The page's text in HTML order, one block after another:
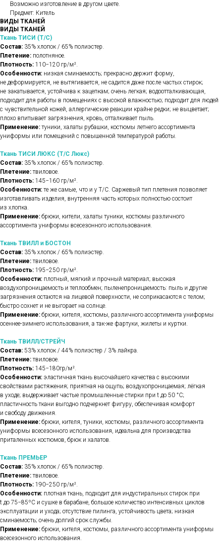
Возможно изготовление в другом цвете.
Предмет: Китель
ВИДЫ ТКАНЕЙ
ВИДЫ ТКАНЕЙ
Ткань ТИСИ (Т/С)
Состав: 35% хлопок / 65% полиэстер.
Плетение: полотняное.
Плотность: 110−120 гр/м².
Особенности: низкая сминаемость; прекрасно держит форму,
не деформируется, не вытягивается, не садится даже после частых стирок;
не закатывается, устойчива к зацепкам; очень легкая; водоотталкивающая,
подходит для работы в помещениях с высокой влажностью; подходит для людей
с чувствительной кожей, аллергические реакции крайне редки; не выцветает;
плохо впитывает загрязнения, кровь, отталкивает пыль.
Применение: туники, халаты рубашки, костюмы летнего ассортимента
униформы или помещений с повышенной температурой работы.
Ткань ТИСИ ЛЮКС (Т/С Люкс)
Состав: 35% хлопок / 65% полиэстер.
Плетение: твиловое.
Плотность: 145−160 гр/м².
Особенности: те же самые, что и у Т/С. Саржевый тип плетения позволяет
изготавливать изделия, внутренняя часть которых полностью состоит
из хлопка.
Применение: брюки, кители, халаты туники, костюмы различного
ассортимента униформы всесезонного использования.
Ткань ТВИЛЛ и БОСТОН
Состав: 35% хлопок / 65% полиэстер.
Плетение: твиловое.
Плотность: 195−250 гр/м².
Особенности: плотный, мягкий и прочный материал; высокая
воздухопроницаемость и теплообмен; пыленепроницаемость: пыль и другие
загрязнения остаются на лицевой поверхности, не соприкасаются с телом;
быстро сохнет и не выгорает на солнце.
Применение: брюки, кителя, костюмы, различного ассортимента униформы
осеннее-зимнего использования, а так-же фартуки, жилеты и куртки.
Ткань ТВИЛЛ/СТРЕЙЧ
Состав: 53% хлопок / 44% полиэстер / 3% лайкра.
Плетение: твиловое.
Плотность: 145−180гр/м².
Особенности: эластичная ткань высочайшего качества с высокими
свойствами растяжения; приятная на ощупь; воздухопроницаемая; лёгкая
в уходе; выдерживает частые промышленные стирки при t до 50 °C;
пластичность ткани выгодно подчеркнет фигуру, обеспечивая комфорт
и свободу движения.
Применение: брюки, кителя, туники, костюмы, различного ассортимента
униформы всесезонного использования, идеальна для производства
приталенных костюмов, брюк и халатов.
Ткань ПРЕМЬЕР
Состав: 35% хлопок / 65% полиэстер.
Плетение: твиловое.
Плотность: 190−250 гр/м².
Особенности: плотная ткань, подходит для индустиральных стирок при
t до 75−85ºС и сушке в барабане, большое количество интенсивных циклов
эксплуатации и ухода; отсутствие пилинга, устойчивость цвета; низкая
сминаемость; очень долгий срок службы.
Применение: брюки, кителя, костюмы, различного ассортимента униформы
всесезонного использования.